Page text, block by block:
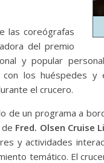
las coreógrafas
del premio
y popular
los huéspedes y
el crucero.
de un programa a
Fred. Olsen Cruise
y actividades
temático. El